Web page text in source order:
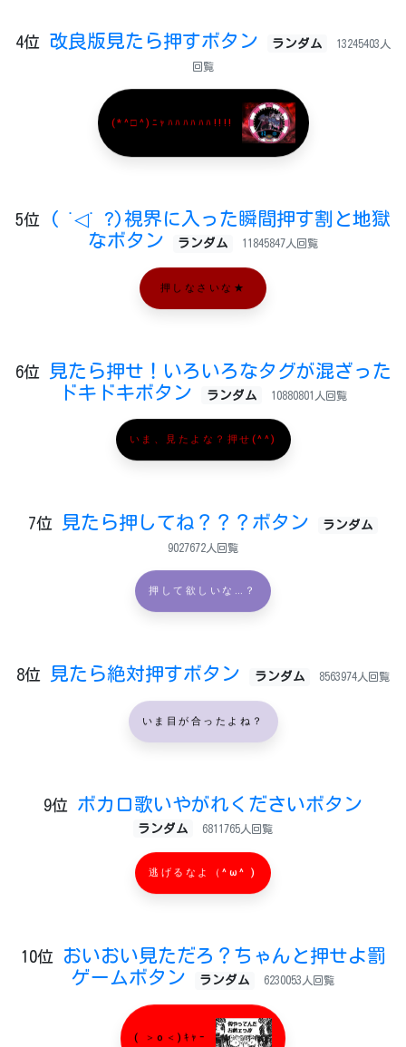
4位 改良版見たら押すボタン ランダム 13245403人
回覧
(*^□^)ﾆｬﾊﾊﾊﾊﾊﾊ!!!!
5位
( ˙◁˙ ?)視界に入った瞬間押す割と地獄
なボタン
ランダム 11845847人回覧
押しなさいな★
6位
見たら押せ！いろいろなタグが混ざった
ドキドキボタン
ランダム 10880801人回覧
いま、見たよな？押せ(^^)
7位 見たら押してね？？？ボタン ランダム
9027672人回覧
押して欲しいな…？
8位 見たら絶対押すボタン ランダム 8563974人回覧
いま目が合ったよね？
9位 ボカロ歌いやがれくださいボタン
ランダム 6811765人回覧
逃げるなよ（^ω^ )
10位
おいおい見ただろ？ちゃんと押せよ罰
ゲームボタン
ランダム 6230053人回覧
( ＞o＜)ｷｬｰ